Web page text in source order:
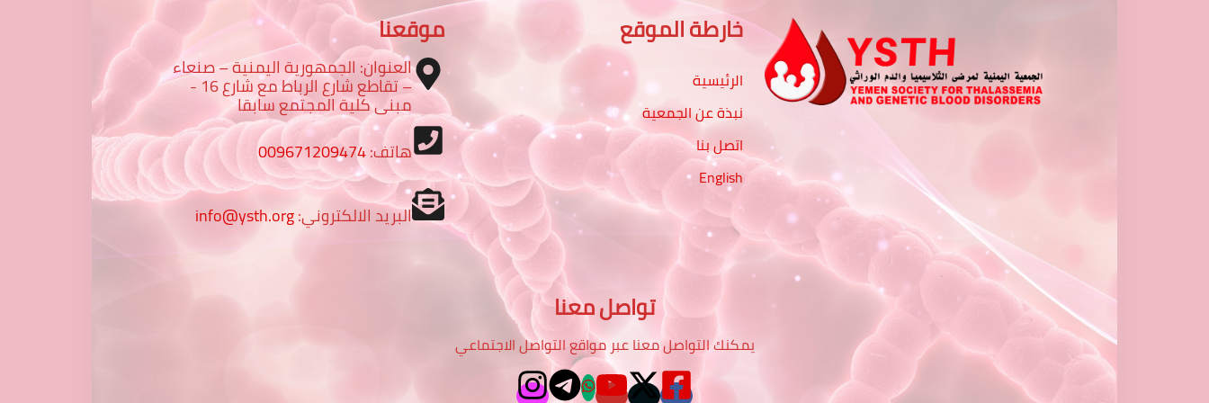
خارطة الموقع
الرئيسية
نبذة عن الجمعية
اتصل بنا
English
موقعنا
العنوان: الجمهورية اليمنية – صنعاء
– تقاطع شارع الرباط مع شارع 16 -
مبنى كلية المجتمع سابقا
هاتف:009671209474
البريد الالكتروني:info@ysth.org
تواصل معنا
يمكنك التواصل معنا عبر مواقع التواصل الاجتماعي